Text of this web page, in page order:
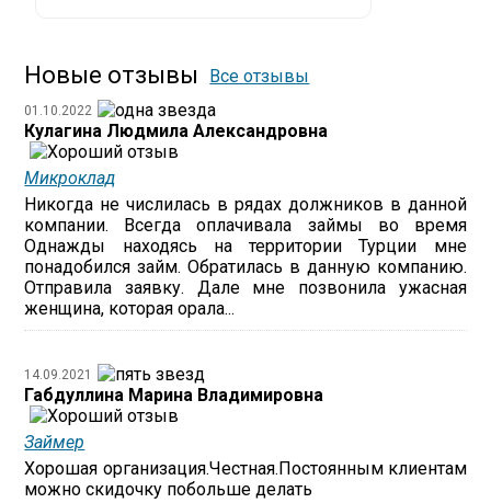
Новые отзывы Все отзывы
01.10.2022
Кулагина Людмила Александровна
Микроклад
Никогда не числилась в рядах должников в данной
компании. Всегда оплачивала займы во время
Однажды находясь на территории Турции мне
понадобился займ. Обратилась в данную компанию.
Отправила заявку. Дале мне позвонила ужасная
женщина, которая орала...
14.09.2021
Габдуллина Марина Владимировна
Займер
Хорошая организация.Честная.Постоянным клиентам
можно скидочку побольше делать